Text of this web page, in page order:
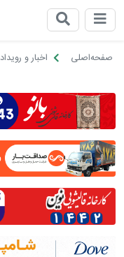
صفحه‌اصلی اخبار و رویداد